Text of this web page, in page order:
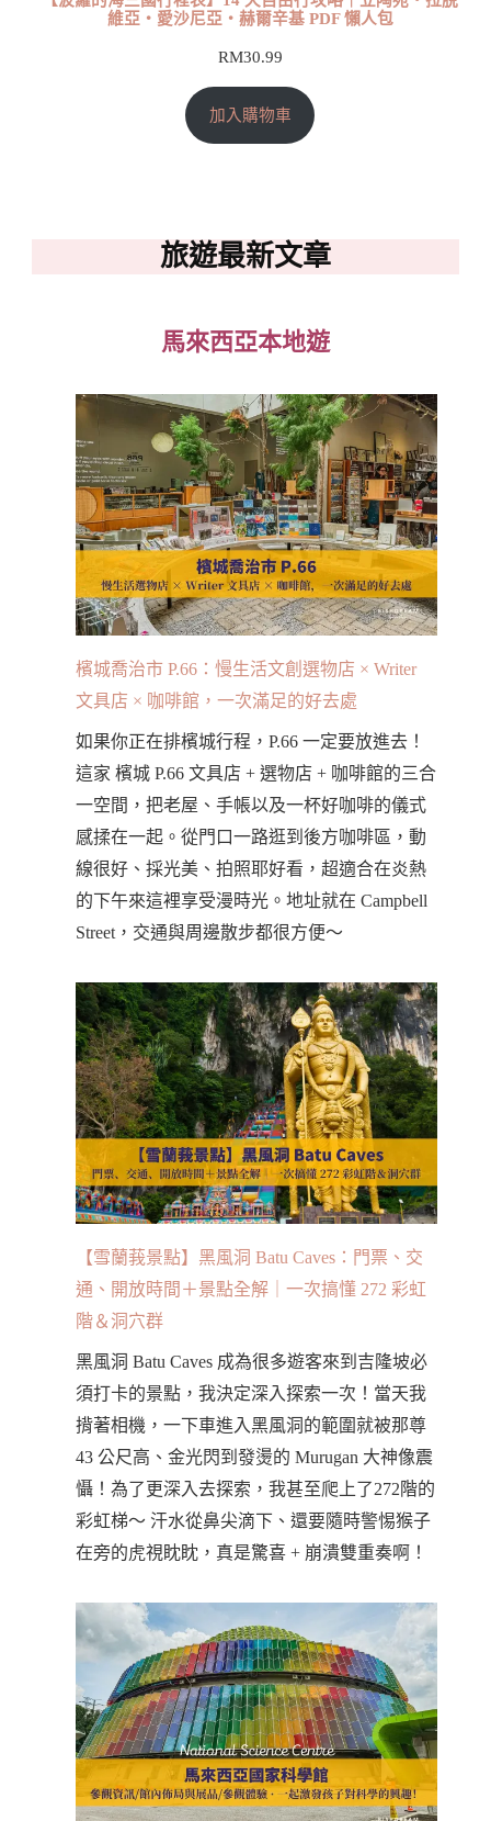
維亞・愛沙尼亞・赫爾辛基 PDF 懶人包
RM30.99
加入購物車
旅遊最新文章
馬來西亞本地遊
檳城喬治市 P.66：慢生活文創選物店 × Writer
文具店 × 咖啡館，一次滿足的好去處
如果你正在排檳城行程，P.66 一定要放進去！
這家 檳城 P.66 文具店 + 選物店 + 咖啡館的三合
一空間，把老屋、手帳以及一杯好咖啡的儀式
感揉在一起。從門口一路逛到後方咖啡區，動
線很好、採光美、拍照耶好看，超適合在炎熱
的下午來這裡享受漫時光。地址就在 Campbell
Street，交通與周邊散步都很方便～
【雪蘭莪景點】黑風洞 Batu Caves：門票、交
通、開放時間＋景點全解｜一次搞懂 272 彩虹
階＆洞穴群
黑風洞 Batu Caves 成為很多遊客來到吉隆坡必
須打卡的景點，我決定深入探索一次！當天我
揹著相機，一下車進入黑風洞的範圍就被那尊
43 公尺高、金光閃到發燙的 Murugan 大神像震
懾！為了更深入去探索，我甚至爬上了272階的
彩虹梯～ 汗水從鼻尖滴下、還要隨時警惕猴子
在旁的虎視眈眈，真是驚喜 + 崩潰雙重奏啊！